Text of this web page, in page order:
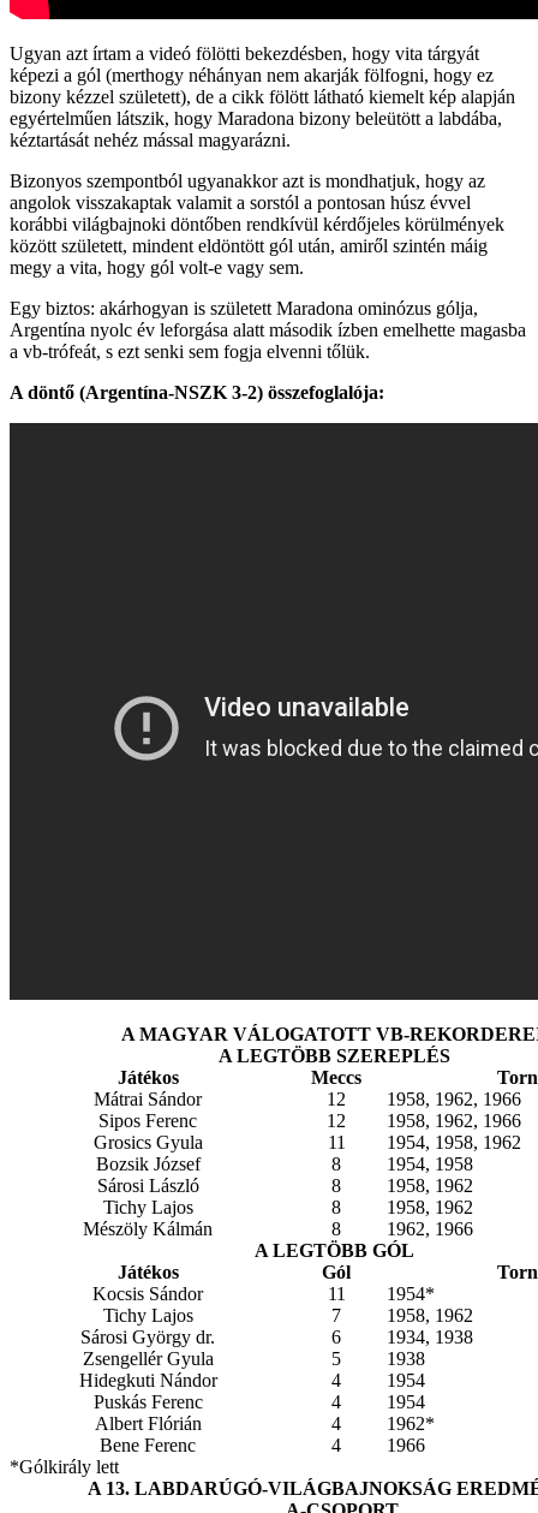
Ugyan azt írtam a videó fölötti bekezdésben, hogy vita tárgyát
képezi a gól (merthogy néhányan nem akarják fölfogni, hogy ez
bizony kézzel született), de a cikk fölött látható kiemelt kép alapján
egyértelműen látszik, hogy Maradona bizony beleütött a labdába,
kéztartását nehéz mással magyarázni.
Bizonyos szempontból ugyanakkor azt is mondhatjuk, hogy az
angolok visszakaptak valamit a sorstól a pontosan húsz évvel
korábbi világbajnoki döntőben rendkívül kérdőjeles körülmények
között született, mindent eldöntött gól után, amiről szintén máig
megy a vita, hogy gól volt-e vagy sem.
Egy biztos: akárhogyan is született Maradona ominózus gólja,
Argentína nyolc év leforgása alatt második ízben emelhette magasba
a vb-trófeát, s ezt senki sem fogja elvenni tőlük.
A döntő (Argentína-NSZK 3-2) összefoglalója:
A MAGYAR VÁLOGATOTT VB-
A LEGTÖBB SZEREPLÉS
Játékos
Meccs
Mátrai Sándor
12
1958, 1962, 1966
Sipos Ferenc
12
1958, 1962, 1966
Grosics Gyula
11
1954, 1958, 1962
Bozsik József
8
1954, 1958
Sárosi László
8
1958, 1962
Tichy Lajos
8
1958, 1962
Mészöly Kálmán
8
1962, 1966
A LEGTÖBB GÓL
Játékos
Gól
Kocsis Sándor
11
1954*
Tichy Lajos
7
1958, 1962
Sárosi György dr.
6
1934, 1938
Zsengellér Gyula
5
1938
Hidegkuti Nándor
4
1954
Puskás Ferenc
4
1954
Albert Flórián
4
1962*
Bene Ferenc
4
1966
*Gólkirály lett
A 13. LABDARÚGÓ-VILÁGBAJNOKSÁG